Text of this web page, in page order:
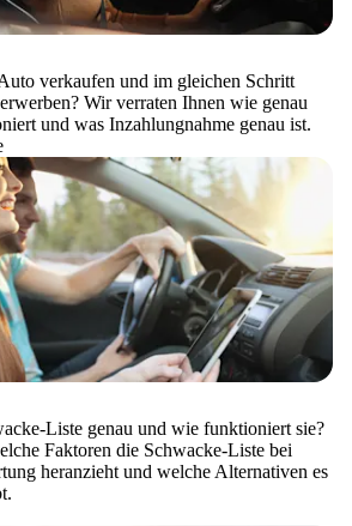
verkaufen und im gleichen Schritt
Wir verraten Ihnen wie genau
und was Inzahlungnahme genau ist.
Liste genau und wie funktioniert sie?
Faktoren die Schwacke-Liste bei
heranzieht und welche Alternativen es